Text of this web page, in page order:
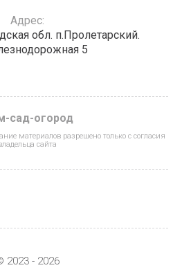
Адрес:
обл. п.Пролетарский.
5
сад-огород
материалов разрешено только с согласия
сайта
2023 - 2026